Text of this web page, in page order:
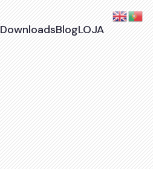
DownloadsBlogLOJA